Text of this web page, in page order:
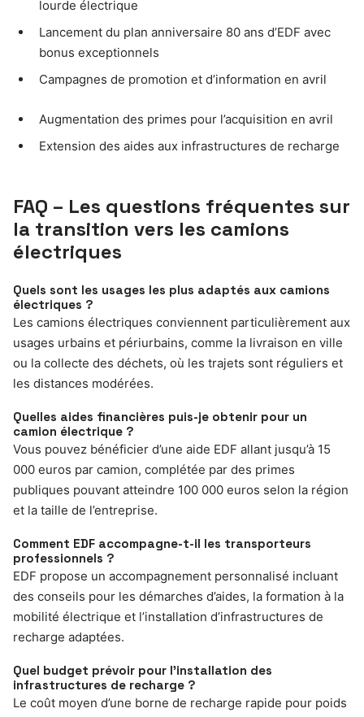
lourde électrique
Lancement du plan anniversaire 80 ans d’EDF avec
bonus exceptionnels
Campagnes de promotion et d’information en avril
Augmentation des primes pour l’acquisition en avril
Extension des aides aux infrastructures de recharge
FAQ – Les questions fréquentes sur
la transition vers les camions
électriques
Quels sont les usages les plus adaptés aux camions
électriques ?
Les camions électriques conviennent particulièrement aux
usages urbains et périurbains, comme la livraison en ville
ou la collecte des déchets, où les trajets sont réguliers et
les distances modérées.
Quelles aides financières puis-je obtenir pour un
camion électrique ?
Vous pouvez bénéficier d’une aide EDF allant jusqu’à 15
000 euros par camion, complétée par des primes
publiques pouvant atteindre 100 000 euros selon la région
et la taille de l’entreprise.
Comment EDF accompagne-t-il les transporteurs
professionnels ?
EDF propose un accompagnement personnalisé incluant
des conseils pour les démarches d’aides, la formation à la
mobilité électrique et l’installation d’infrastructures de
recharge adaptées.
Quel budget prévoir pour l’installation des
infrastructures de recharge ?
Le coût moyen d’une borne de recharge rapide pour poids